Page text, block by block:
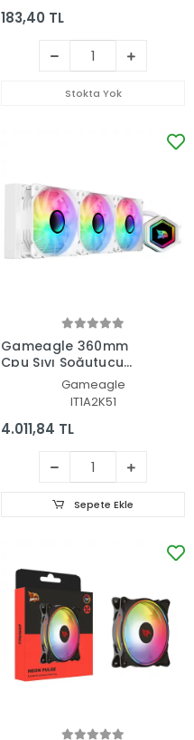
183,40 TL
Stokta Yok
Gameagle 360mm
Cpu Sıvı Soğutucu
Gameagle
IT1A2K51
4.011,84 TL
Sepete Ekle